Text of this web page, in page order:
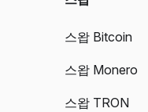
스왑 Bitcoin
스왑 Monero
스왑 TRON